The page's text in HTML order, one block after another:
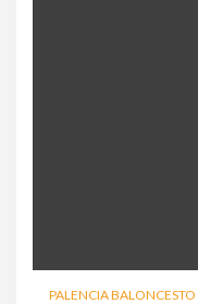
PALENCIA BALONCESTO